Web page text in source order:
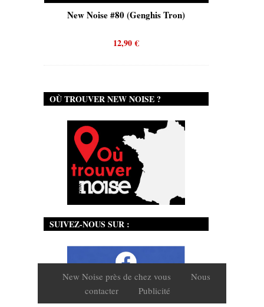
New Noise #80 (Genghis Tron)
12,90€
OÙ TROUVER NEW NOISE ?
SUIVEZ-NOUS SUR :
New Noise près de chez vous
Nous
contacter
Publicité